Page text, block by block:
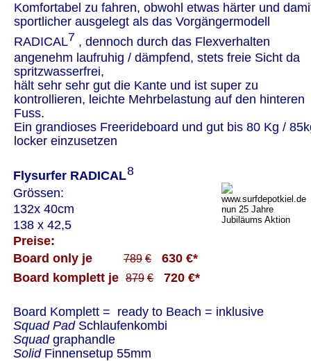
Komfortabel zu fahren, obwohl etwas härter und
sportlicher ausgelegt als das Vorgängermodell
RADICAL⁷ , dennoch durch das Flexverhalten
angenehm laufruhig / dämpfend, stets freie Sicht da
spritzwasserfrei,
hält sehr sehr gut die Kante und ist super zu
kontrollieren, leichte Mehrbelastung auf den hinteren
Fuss.
Ein grandioses Freerideboard und gut bis 80 Kg /
locker einzusetzen
Flysurfer RADICAL⁸
Grössen:
132x 40cm
138 x 42,5
Preise:
Board only je 789 €
630 €*
Board komplett je 879 € 720 €*
Board Komplett =  ready to Beach = inklusive
Squad Pad Schlaufenkombi
Squad graphandle
Solid Finnensetup 55mm